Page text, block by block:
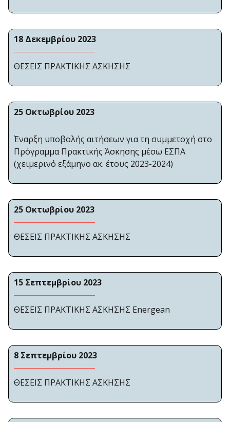
18 Δεκεμβρίου 2023
ΘΕΣΕΙΣ ΠΡΑΚΤΙΚΗΣ ΑΣΚΗΣΗΣ
25 Οκτωβρίου 2023
Έναρξη υποβολής αιτήσεων για τη συμμετοχή στο
Πρόγραμμα Πρακτικής Άσκησης μέσω ΕΣΠΑ
(χειμερινό εξάμηνο ακ. έτους 2023-2024)
25 Οκτωβρίου 2023
ΘΕΣΕΙΣ ΠΡΑΚΤΙΚΗΣ ΑΣΚΗΣΗΣ
15 Σεπτεμβρίου 2023
ΘΕΣΕΙΣ ΠΡΑΚΤΙΚΗΣ ΑΣΚΗΣΗΣ Energean
8 Σεπτεμβρίου 2023
ΘΕΣΕΙΣ ΠΡΑΚΤΙΚΗΣ ΑΣΚΗΣΗΣ